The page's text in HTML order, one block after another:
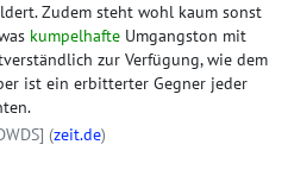
Zudem steht wohl kaum sonst
kumpelhafte Umgangston mit
zur Verfügung, wie dem
ist ein erbitterter Gegner jeder
(zeit.de)